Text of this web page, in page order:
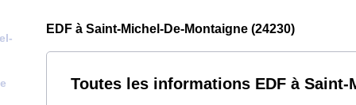
EDF à Saint-Michel-De-Montaigne (24230)
Toutes les informations EDF à Saint-